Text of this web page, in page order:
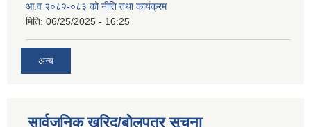
आ.व २०८२-०८३ को नीति तथा कार्यक्रम
मिति: 06/25/2025 - 16:25
अन्य
सार्वजनिक खरिद/बोलपत्र सूचना